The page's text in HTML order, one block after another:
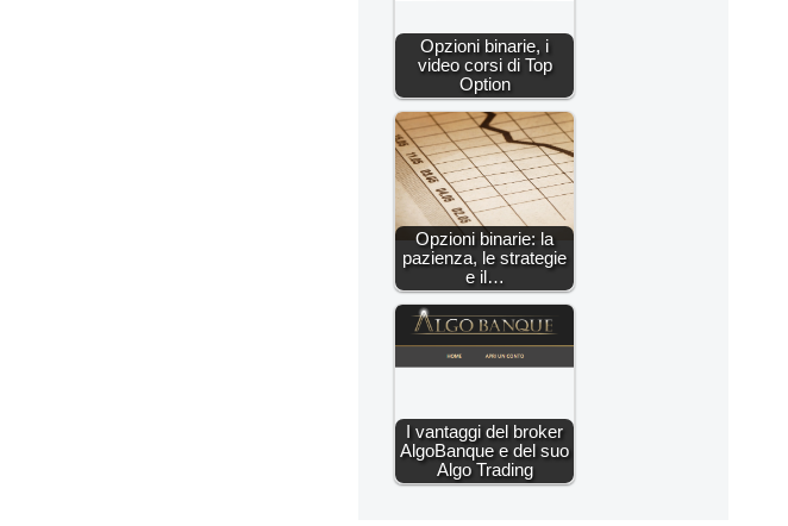
Opzioni binarie, i
video corsi di Top
Option
Opzioni binarie: la
pazienza, le strategie
e il…
I vantaggi del broker
AlgoBanque e del suo
Algo Trading